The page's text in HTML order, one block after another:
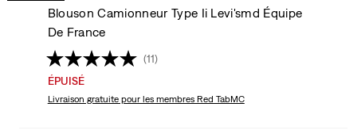
Blouson Camionneur Type Ii Levi'smd Équipe
De France
(11)
ÉPUISÉ
Livraison gratuitepour les membres Red TabMC